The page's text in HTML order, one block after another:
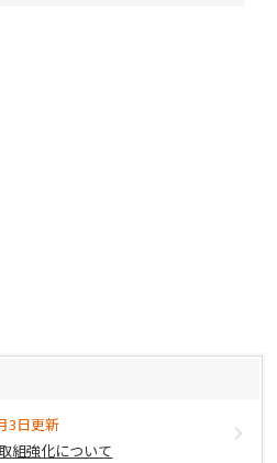
3日更新
組強化について